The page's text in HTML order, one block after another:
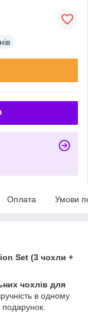
Оплата Умови
Set (3 чохли +
чохлів для
в одному